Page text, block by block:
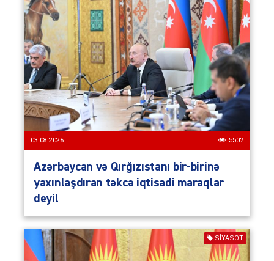
03.08.2026 5507
Azərbaycan və Qırğızıstanı bir-birinə
yaxınlaşdıran təkcə iqtisadi maraqlar
deyil
SIYASƏT